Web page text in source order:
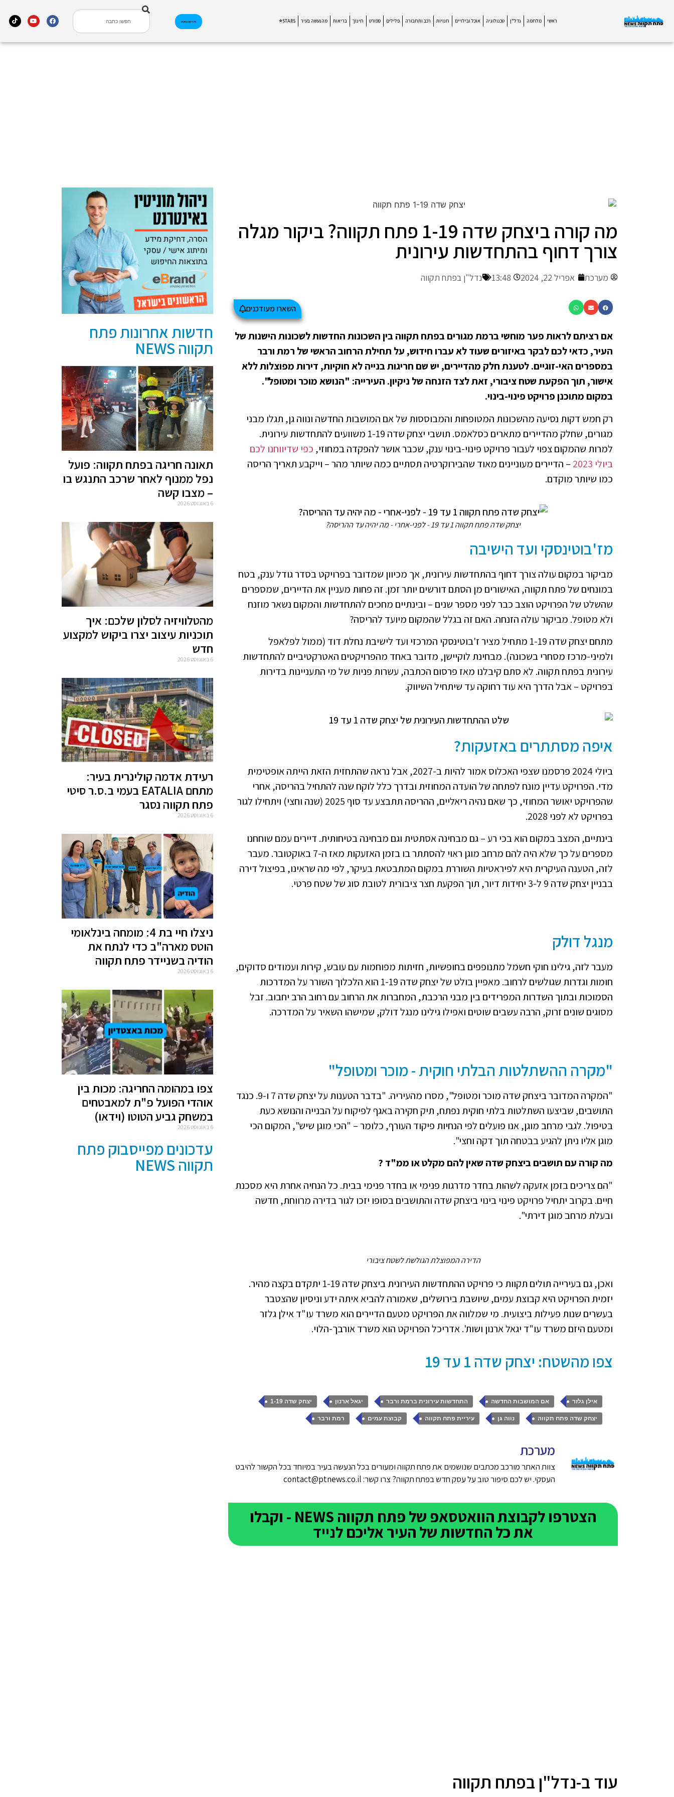
ראשי מלחמה נדל"ן טכנולוגיה אוכל ובילויים חנויות רכב ותחבורה פלילים ספורט חינוך בריאות מהנעשה בעיר STARS⭐ אינדקס עסקים
מה קורה ביצחק שדה 1-19 פתח תקווה? ביקור מגלה
צורך דחוף בהתחדשות עירונית
מערכת אפריל 22, 2024 13:48 נדל"ן בפתח תקווה
השארו מעודכנים
אם רציתם לראות פער מוחשי ברמת מגורים בפתח תקווה בין השכונות החדשות לשכונות הישנות של
העיר, כדאי לכם לבקר באיזורים שעוד לא עברו חידוש, על תחילת הרחוב הראשי של רמת ורבר
במספרים האי-זוגיים. לטענת חלק מהדיירים, יש שם חריגות בנייה לא חוקיות, דירות מפוצלות ללא
אישור, תוך הפקעת שטח ציבורי, זאת לצד הזנחה של ניקיון. העירייה: "הנושא מוכר ומטופל".
במקום מתוכנן פרויקט פינוי-בינוי.
רק חמש דקות נסיעה מהשכונות המטופחות והמבוססות של אם המושבות החדשה ונווה גן, תגלו מבני
מגורים, שחלק מהדיירים מתארים כסלאמס. תושבי יצחק שדה 1-19 משוועים להתחדשות עירונית.
למרות שהמקום צפוי לעבור פרויקט פינוי-בינוי ענק, שכבר אושר להפקדה במחוזי, כפי שדיווחנו לכם
ביולי 2023
– הדיירים מעוניינים מאוד שהבירוקרטיה תסתיים כמה שיותר מהר – וייקבע תאריך הריסה
כמו שיותר מוקדם.
יצחק שדה פתח תקווה 1 עד 19 - לפני-אחרי - מה יהיה עד ההריסה?
מז'בוטינסקי ועד הישיבה
מביקור במקום עולה צורך דחוף בהתחדשות עירונית, אך מכיוון שמדובר בפרויקט בסדר גודל ענק, בטח
במונחים של פתח תקווה, האישורים מן הסתם דורשים יותר זמן. זה פחות מעניין את הדיירים, שמספרים
שהשלט של הפרויקט הוצב כבר לפני מספר שנים – ובינתיים מחכים להתחדשות והמקום נשאר מוזנח
ולא מטופל. מביקור עולה הזנחה. האם זה בגלל שהמקום מיועד להריסה?
מתחם יצחק שדה 1-19 מתחיל מציר ז'בוטינסקי המרכזי ועד לישיבת נחלת דוד (ממול לפלאפל
ולמיני-מרכז מסחרי בשכונה). מבחינת לוקיישן, מדובר באחד מהפרויקטים האטרקטיביים להתחדשות
עירונית בפתח תקווה. לא סתם קיבלנו מאז פרסום הכתבה, עשרות פניות של מי התעניינות בדירות
בפרויקט – אבל הדרך היא עוד רחוקה עד שיתחיל השיווק.
איפה מסתתרים באזעקות?
ביולי 2024 פרסמנו שצפי האכלוס אמור להיות ב-2027, אבל נראה שהתחזית הזאת הייתה אופטימית
מדי. הפרויקט עדיין מונח לפתחה של הועדה המחוזית ובדרך כלל לוקח שנה להתחיל בהריסה, אחרי
שהפרויקט יאושר המחוזי, כך שאם נהיה ריאליים, ההריסה תתבצע עד סוף 2025 (שנה וחצי) ויתחילו לגור
בפרויקט לא לפני 2028.
בינתיים, המצב במקום הוא בכי רע – גם מבחינה אסתטית וגם מבחינה בטיחותית. דיירים עמם שוחחנו
מספרים על כך שלא היה להם מרחב מוגן ראוי להסתתר בו בזמן האזעקות מאז ה-7 באוקטובר. מעבר
לזה, הטענה העיקרית היא לפיראטיות השוררת במקום המתבטאת בעיקר, לפי מה שראינו, בפיצול דירה
בבניין יצחק שדה 9 ל-3 יחידות דיור, תוך הפקעת חצר ציבורית לטובת סוג של שטח פרטי.
מנגל דולק
מעבר לזה, גילינו חוקי חשמל מתנופפים בחופשיות, חזיתות מפוחמות עם עובש, קירות ועמודים סדוקים,
חומות וגדרות שגולשים לרחוב. מאפיין בולט של יצחק שדה 1-19 הוא הלכלוך השורר על המדרכות
הסמוכות ובתוך השדרות המפרידים בין מבני הרכבת, המחברות את הרחוב עם רחוב הרב יחבוב. זבל
מסוגים שונים זרוק, הרבה עשבים שוטים ואפילו גילינו מנגל דולק, שמישהו השאיר על המדרכה.
"מקרה ההשתלטות הבלתי חוקית - מוכר ומטופל"
"המקרה המדובר ביצחק שדה מוכר ומטופל", מסרו מהעיריה. "בדבר הטענות על יצחק שדה 7 ו-9. כנגד
התושבים, שביצעו השתלטות בלתי חוקית נפתח, תיק חקירה באגף לפיקוח על הבנייה והנושא כעת
בטיפול. לגבי מרחב מוגן, אנו פועלים לפי הנחיות פיקוד העורף, כלומר – "הכי מוגן שיש", המקום הכי
מוגן אליו ניתן להגיע בבטחה תוך דקה וחצי".
מה קורה עם תושבים ביצחק שדה שאין להם מקלט או ממ"ד ?
"הם צריכים בזמן אזעקה לשהות בחדר מדרגות פנימי או בחדר פנימי בבית. כל הנחיה אחרת היא מסכנת
חיים. בקרוב יתחיל פרויקט פינוי בינוי ביצחק שדה והתושבים בסופו יזכו לגור בדירה מרווחת, חדשה
ובעלת מרחב מוגן דירתי".
הדירה המפוצלת הגולשת לשטח ציבורי
ואכן, גם בעירייה תולים תקוות כי פרויקט ההתחדשות העירונית ביצחק שדה 1-19 יתקדם בקצה מהיר.
יזמית הפרויקט היא קבוצת עמים, שיושבת בירושלים, שאמורה להביא איתה ידע וניסיון שהצטבר
בעשרים שנות פעילות ביצועית. מי שמלווה את הפרויקט מטעם הדיירים הוא משרד עו"ד אילן גלזר
ומטעם היזם משרד עו"ד יגאל ארנון ושות'. אדריכל הפרויקט הוא משרד אורבך-הלוי.
צפו מהשטח: יצחק שדה 1 עד 19
אילן גלזר , אם המושבות החדשה , התחדשות עירונית ברמת ורבר , יגאל ארנון , יצחק שדה 1-19 ,
יצחק שדה פתח תקווה , נווה גן , עיריית פתח תקווה , קבוצת עמים , רמת ורבר
מערכת
צוות האתר מורכב מכתבים שנושמים את פתח תקווה ומעורים בכל הנעשה בעיר במיוחד בכל הקשור להיבט
העסקי. יש לכם סיפור טוב על עסק חדש בפתח תקווה? צרו קשר: contact@ptnews.co.il
הצטרפו לקבוצת הוואטסאפ של פתח תקווה NEWS - וקבלו
את כל החדשות של העיר אליכם לנייד
עוד ב-נדל"ן בפתח תקווה
חדשות אחרונות פתח
תקווה NEWS
תאונה חריגה בפתח תקווה: פועל
נפל ממנוף לאחר שרכב התנגש בו
– מצבו קשה
6 באוגוסט 2026
מהטלוויזיה לסלון שלכם: איך
תוכניות עיצוב יצרו ביקוש למקצוע
חדש
6 באוגוסט 2026
רעידת אדמה קולינרית בעיר:
מתחם EATALIA בעמי ב.ס.ר סיטי
פתח תקווה נסגר
6 באוגוסט 2026
ניצלו חיי בת 4: מומחה בינלאומי
הוטס מארה"ב כדי לנתח את
הודיה בשניידר פתח תקווה
6 באוגוסט 2026
צפו במהומה החריגה: מכות בין
אוהדי הפועל פ"ת למאבטחים
במשחק גביע הטוטו (וידאו)
6 באוגוסט 2026
עדכונים מפייסבוק פתח
תקווה NEWS